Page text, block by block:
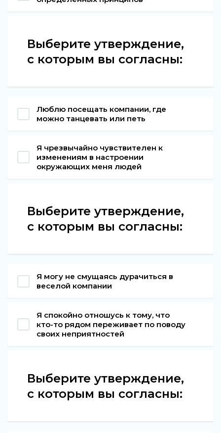
Выберите утверждение,
с которым вы согласны:
Люблю посещать компании, где
можно танцевать или петь
Я чрезвычайно чувствителен к
изменениям в настроении
окружающих меня людей
Выберите утверждение,
с которым вы согласны:
Я могу не смущаясь дурачиться в
веселой компании
Я спокойно отношусь к тому, что
кто-то рядом переживает по поводу
своих неприятностей
Выберите утверждение,
с которым вы согласны: